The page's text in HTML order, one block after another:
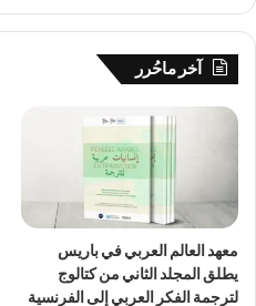
آخر ماحُرر
معهد العالم العربي في باريس
يطلق المجلد الثاني من كتالوج
لترجمة الفكر العربي إلى الفرنسية